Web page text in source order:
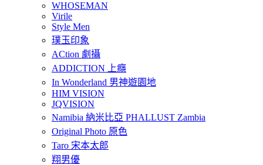
WHOSEMAN
Virile
Style Men
璞玉印象
ACtion 劇攝
ADDICTION 上癮
In Wonderland 男神遊園地
HIM VISION
JQVISION
Namibia 納米比亞 PHALLUST Zambia
Original Photo 原色
Taro 宋本太郎
翔男優